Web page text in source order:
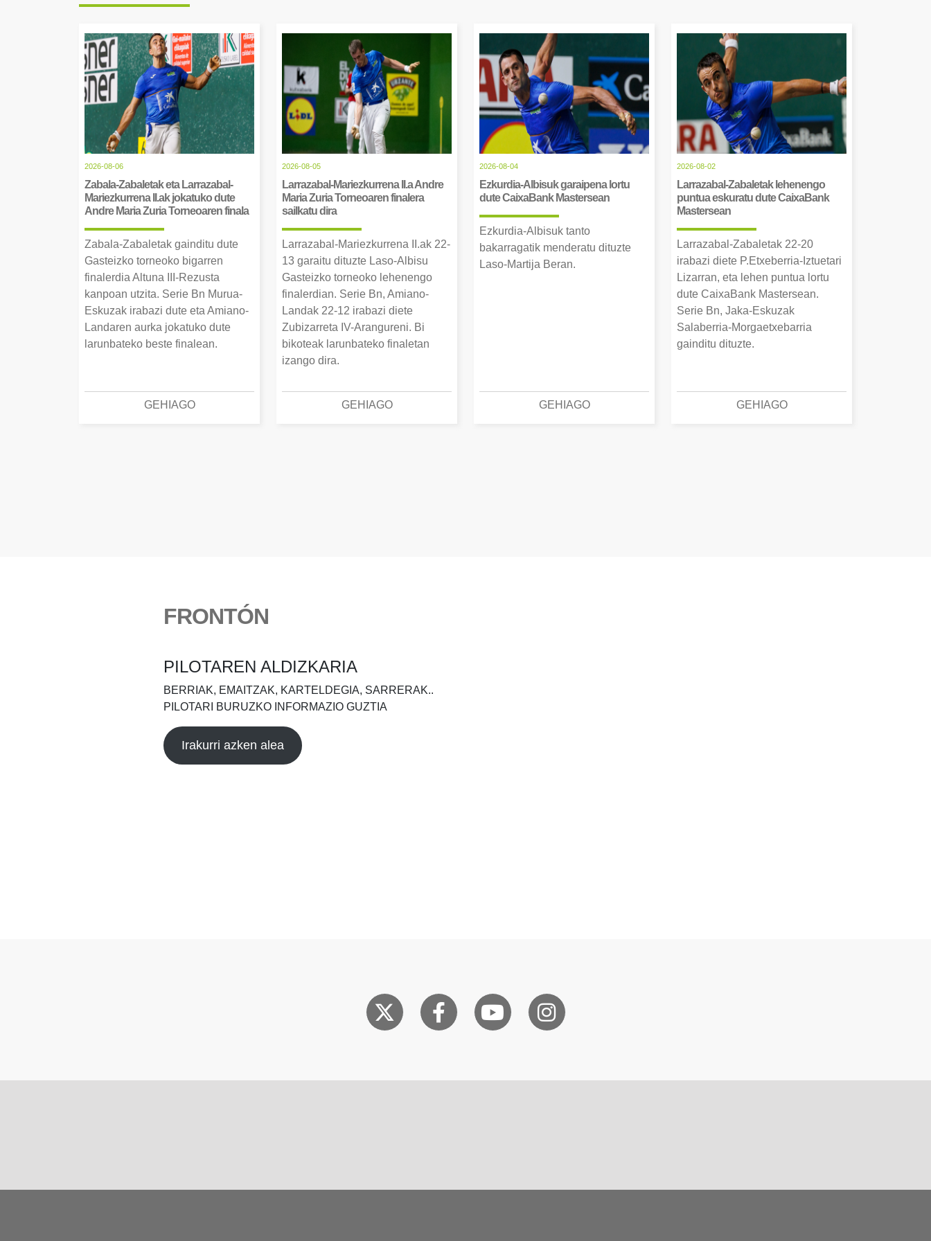
2026-08-06
Zabala-Zabaletak eta Larrazabal-
Mariezkurrena II.ak jokatuko dute
Andre Maria Zuria Torneoaren finala
Zabala-Zabaletak gainditu dute
Gasteizko torneoko bigarren
finalerdia Altuna III-Rezusta
kanpoan utzita. Serie Bn Murua-
Eskuzak irabazi dute eta Amiano-
Landaren aurka jokatuko dute
larunbateko beste finalean.
GEHIAGO
2026-08-05
Larrazabal-Mariezkurrena II.a Andre
Maria Zuria Torneoaren finalera
sailkatu dira
Larrazabal-Mariezkurrena II.ak 22-
13 garaitu dituzte Laso-Albisu
Gasteizko torneoko lehenengo
finalerdian. Serie Bn, Amiano-
Landak 22-12 irabazi diete
Zubizarreta IV-Arangureni. Bi
bikoteak larunbateko finaletan
izango dira.
GEHIAGO
2026-08-04
Ezkurdia-Albisuk garaipena lortu
dute CaixaBank Mastersean
Ezkurdia-Albisuk tanto
bakarragatik menderatu dituzte
Laso-Martija Beran.
GEHIAGO
2026-08-02
Larrazabal-Zabaletak lehenengo
puntua eskuratu dute CaixaBank
Mastersean
Larrazabal-Zabaletak 22-20
irabazi diete P.Etxeberria-Iztuetari
Lizarran, eta lehen puntua lortu
dute CaixaBank Mastersean.
Serie Bn, Jaka-Eskuzak
Salaberria-Morgaetxebarria
gainditu dituzte.
GEHIAGO
FRONTÓN
PILOTAREN ALDIZKARIA
BERRIAK, EMAITZAK, KARTELDEGIA, SARRERAK..
PILOTARI BURUZKO INFORMAZIO GUZTIA
Irakurri azken alea